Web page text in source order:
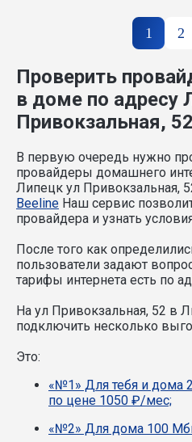
1 2
Проверить
в доме по адресу
Привокзальная, 52
В первую очередь нужно
провайдеры домашнего
Липецк ул Привокзальная,
Beeline Наш сервис
провайдера и узнать
После того как
пользователи задают
тарифы интернета есть по
На ул Привокзальная, 52 в
подключить несколько
Это:
«№1» Для тебя и дома
по цене 1050 ₽/мес;
«№2» Для дома 100